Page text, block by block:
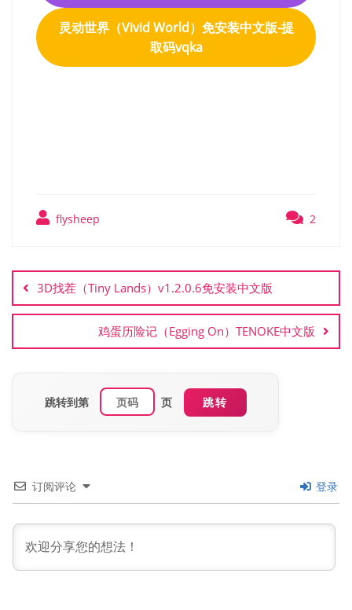
灵动世界（Vivid World）免安装中文版-提
取码vqka
flysheep 2
章
导
航
3D找茬（Tiny Lands）v1.2.0.6免安装中文版
鸡蛋历险记（Egging On）TENOKE中文版
跳转到第 页 跳转
订阅评论 登录